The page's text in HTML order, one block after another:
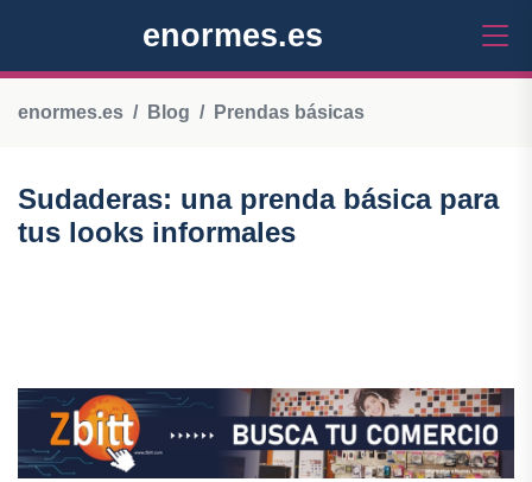
enormes.es
enormes.es Blog Prendas básicas
Sudaderas: una prenda básica para
tus looks informales